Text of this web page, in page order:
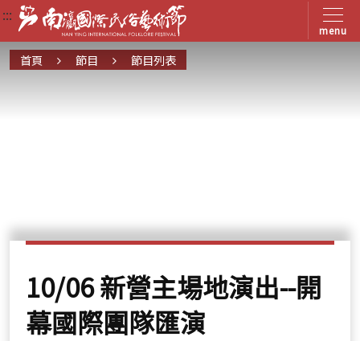
menu
:::
:::
:::
首頁 節目 節目列表
10/06 新營主場地演出--開
幕國際團隊匯演